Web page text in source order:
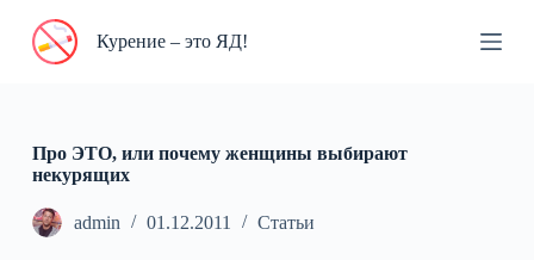
П
и
к
у
Курение – это ЯД!
Про ЭТО, или почему женщины выбирают
некурящих
admin 01.12.2011 Статьи